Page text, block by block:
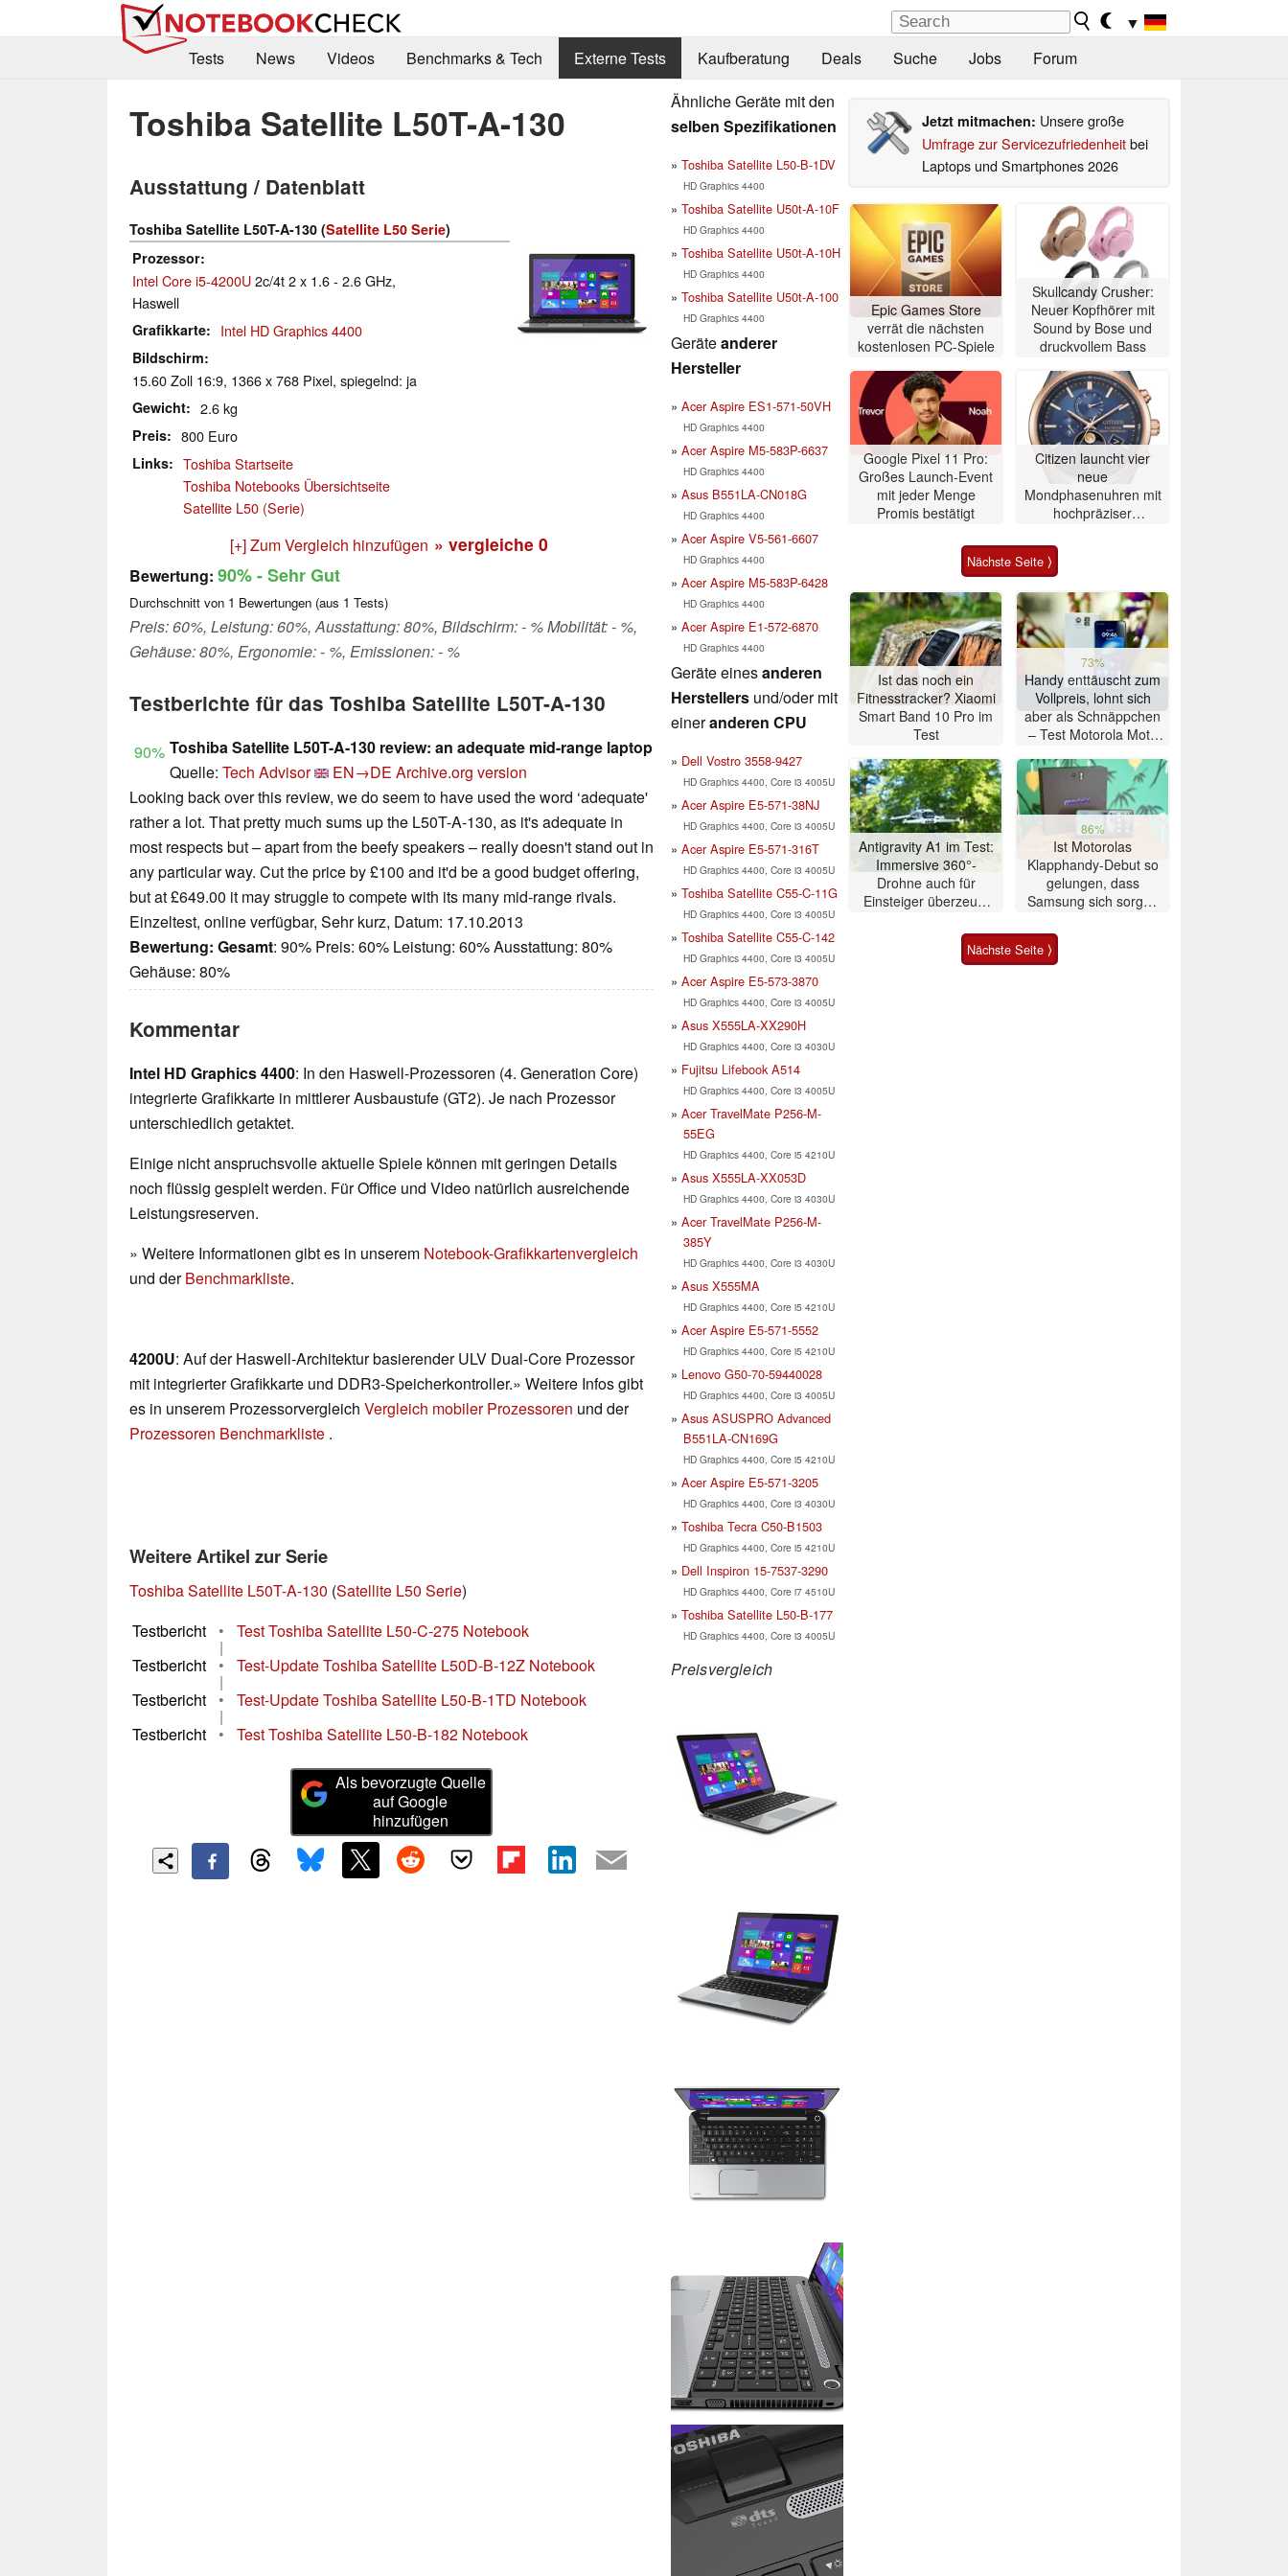
▼
Tests
News Videos Benchmarks & Tech Externe Tests Kaufberatung Deals Suche Jobs Forum
Toshiba Satellite L50T-A-130
Ausstattung / Datenblatt
Toshiba Satellite L50T-A-130 (Satellite L50 Serie)
Prozessor
Intel Core i5-4200U2c/4t 2 x 1.6 - 2.6 GHz,
Haswell
Grafikkarte Intel HD Graphics 4400
Bildschirm
15.60 Zoll 16:9, 1366 x 768 Pixel, spiegelnd: ja
Gewicht 2.6 kg
Preis 800 Euro
Links
Toshiba Startseite
Toshiba Notebooks Übersichtseite
Satellite L50 (Serie)
[+] Zum Vergleich hinzufügen » vergleiche 0
Bewertung: 90%- Sehr Gut
Durchschnitt von 1 Bewertungen (aus 1 Tests)
Preis: 60%, Leistung: 60%, Ausstattung: 80%, Bildschirm: - % Mobilität: - %,
Gehäuse: 80%, Ergonomie: - %, Emissionen: - %
Testberichte für das Toshiba Satellite L50T-A-130
90% Toshiba Satellite L50T-A-130 review: an adequate mid-range laptop
Quelle: Tech Advisor EN→DE Archive.org version
Looking back over this review, we do seem to have used the word ‘adequate'
rather a lot. That pretty much sums up the L50T-A-130, as it's adequate in
most respects but – apart from the beefy speakers – really doesn't stand out in
any particular way. Cut the price by £100 and it'd be a good budget offering,
but at £649.00 it may struggle to compete with its many mid-range rivals.
Einzeltest, online verfügbar, Sehr kurz, Datum: 17.10.2013
Bewertung: Gesamt: 90% Preis: 60% Leistung: 60% Ausstattung: 80%
Gehäuse: 80%
Kommentar
Intel HD Graphics 4400: In den Haswell-Prozessoren (4. Generation Core)
integrierte Grafikkarte in mittlerer Ausbaustufe (GT2). Je nach Prozessor
unterschiedlich getaktet.
Einige nicht anspruchsvolle aktuelle Spiele können mit geringen Details
noch flüssig gespielt werden. Für Office und Video natürlich ausreichende
Leistungsreserven.
» Weitere Informationen gibt es in unserem Notebook-Grafikkartenvergleich
und derBenchmarkliste.
4200U: Auf der Haswell-Architektur basierender ULV Dual-Core Prozessor
mit integrierter Grafikkarte und DDR3-Speicherkontroller.» Weitere Infos gibt
es in unserem Prozessorvergleich Vergleich mobiler Prozessoren und der
Prozessoren Benchmarkliste .
Weitere Artikel zur Serie
Toshiba Satellite L50T-A-130 (Satellite L50 Serie)
Testbericht
• Test Toshiba Satellite L50-C-275 Notebook
|
Testbericht
• Test-Update Toshiba Satellite L50D-B-12Z Notebook
|
Testbericht
• Test-Update Toshiba Satellite L50-B-1TD Notebook
|
Testbericht
• Test Toshiba Satellite L50-B-182 Notebook
Als bevorzugte Quelle
auf Google
hinzufügen
Ähnliche Geräte mit den
selben Spezifikationen
Toshiba Satellite L50-B-1DV
HD Graphics 4400
Toshiba Satellite U50t-A-10F
HD Graphics 4400
Toshiba Satellite U50t-A-10H
HD Graphics 4400
Toshiba Satellite U50t-A-100
HD Graphics 4400
Geräteanderer
Hersteller
Acer Aspire ES1-571-50VH
HD Graphics 4400
Acer Aspire M5-583P-6637
HD Graphics 4400
Asus B551LA-CN018G
HD Graphics 4400
Acer Aspire V5-561-6607
HD Graphics 4400
Acer Aspire M5-583P-6428
HD Graphics 4400
Acer Aspire E1-572-6870
HD Graphics 4400
Geräte einesanderen
Herstellers und/oder mit
eineranderen CPU
Dell Vostro 3558-9427
HD Graphics 4400, Core i3 4005U
Acer Aspire E5-571-38NJ
HD Graphics 4400, Core i3 4005U
Acer Aspire E5-571-316T
HD Graphics 4400, Core i3 4005U
Toshiba Satellite C55-C-11G
HD Graphics 4400, Core i3 4005U
Toshiba Satellite C55-C-142
HD Graphics 4400, Core i3 4005U
Acer Aspire E5-573-3870
HD Graphics 4400, Core i3 4005U
Asus X555LA-XX290H
HD Graphics 4400, Core i3 4030U
Fujitsu Lifebook A514
HD Graphics 4400, Core i3 4005U
Acer TravelMate P256-M-
55EG
HD Graphics 4400, Core i5 4210U
Asus X555LA-XX053D
HD Graphics 4400, Core i3 4030U
Acer TravelMate P256-M-
385Y
HD Graphics 4400, Core i3 4030U
Asus X555MA
HD Graphics 4400, Core i5 4210U
Acer Aspire E5-571-5552
HD Graphics 4400, Core i5 4210U
Lenovo G50-70-59440028
HD Graphics 4400, Core i3 4005U
Asus ASUSPRO Advanced
B551LA-CN169G
HD Graphics 4400, Core i5 4210U
Acer Aspire E5-571-3205
HD Graphics 4400, Core i3 4030U
Toshiba Tecra C50-B1503
HD Graphics 4400, Core i5 4210U
Dell Inspiron 15-7537-3290
HD Graphics 4400, Core i7 4510U
Toshiba Satellite L50-B-177
HD Graphics 4400, Core i3 4005U
Preisvergleich
Jetzt mitmachen: Unsere große
Umfrage zur Servicezufriedenheitbei
Laptops und Smartphones 2026
Epic Games Store
verrät die nächsten
kostenlosen PC-Spiele
Skullcandy Crusher:
Neuer Kopfhörer mit
Sound by Bose und
druckvollem Bass
Google Pixel 11 Pro:
Großes Launch-Event
mit jeder Menge
Promis bestätigt
Citizen launcht vier
neue
Mondphasenuhren mit
hochpräziser
Nächste Seite ⟩
Ist das noch ein
Fitnesstracker? Xiaomi
Smart Band 10 Pro im
Test
73%
Handy enttäuscht zum
Vollpreis, lohnt sich
aber als Schnäppchen
– Test Motorola Moto
Antigravity A1 im Test:
Immersive 360°-
Drohne auch für
Einsteiger überzeugt
86%
Ist Motorolas
Klapphandy-Debut so
gelungen, dass
Samsung sich sorgen
Smartphone im Test
Nächste Seite ⟩